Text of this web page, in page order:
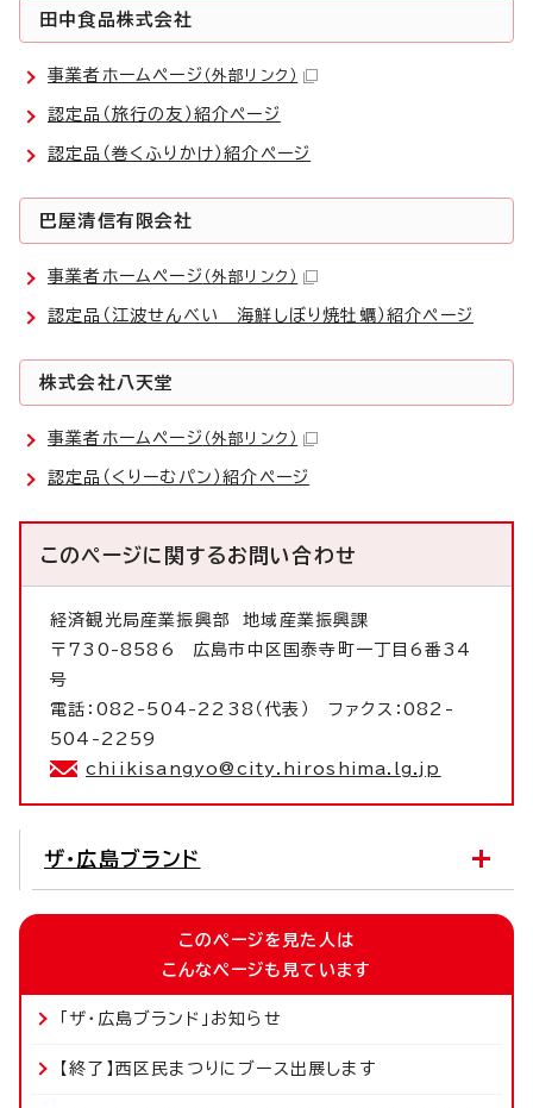
田中食品株式会社
事業者ホームページ （外部リンク）
認定品（旅行の友）紹介ページ
認定品（巻くふりかけ）紹介ページ
巴屋清信有限会社
事業者ホームページ （外部リンク）
認定品（江波せんべい 海鮮しぼり焼牡蠣）紹介ページ
株式会社八天堂
事業者ホームページ （外部リンク）
認定品（くりーむパン）紹介ページ
このページに関するお問い合わせ
経済観光局産業振興部地域産業振興課
〒730-8586 広島市中区国泰寺町一丁目6番34
号
電話：082-504-2238（代表） ファクス：082-
504-2259
chiikisangyo@city.hiroshima.lg.jp
ザ・広島ブランド
このページを見た人は
こんなページも見ています
「ザ・広島ブランド」お知らせ
【終了】西区民まつりにブース出展します